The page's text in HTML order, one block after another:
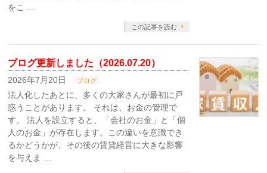
をこ …
この記事を読む
ブログ更新しました（2026.07.20）
2026年7月20日 ブログ
法人化したあとに、多くの大家さんが最初に戸
惑うことがあります。 それは、お金の管理で
す。 法人を設立すると、「会社のお金」と「個
人のお金」が存在します。この違いを意識でき
るかどうかが、その後の賃貸経営に大きな影響
を与えま …